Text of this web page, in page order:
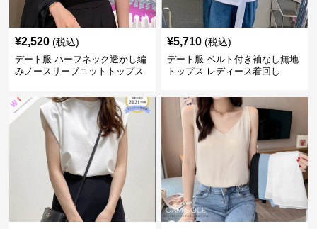
¥2,520 (税込)
デート服 ハーフネック透かし編
みノースリーブニットトップス
¥5,710 (税込)
デート服 ベルト付き袖なし無地
トップス レディース着回し